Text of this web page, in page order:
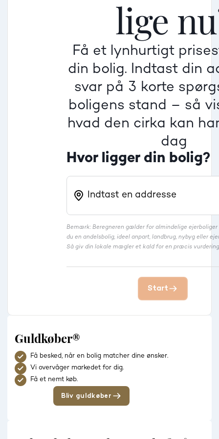
lige
Få et lynhurtigt
din bolig. Indtast din
svar på 3 korte
boligens stand – så
hvad den cirka kan
dag
Hvor ligger din bolig?
Bemærk: Beregneren gælder for almindelige ejerboliger
du en andelsbolig, ideel anpart, landbrug, nybyg eller
Så giv din lokale mægler et kald for en præcis
Dårlig
Mindre god
Dårlig
Mindre god
Dårlig
Mindre god
Villa
Beregner pris
Start
Guldkøber®
Få besked, når en bolig matcher dine ønsker.
Vi overvåger markedet for dig.
Få et nemt køb.
Bliv guldkøber